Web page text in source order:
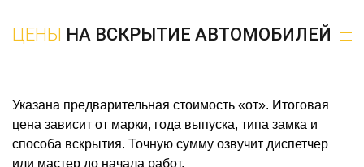
ЦЕНЫ НА ВСКРЫТИЕ АВТОМОБИЛЕЙ
Указана предварительная стоимость «от». Итоговая
цена зависит от марки, года выпуска, типа замка и
способа вскрытия. Точную сумму озвучит диспетчер
или мастер до начала работ.